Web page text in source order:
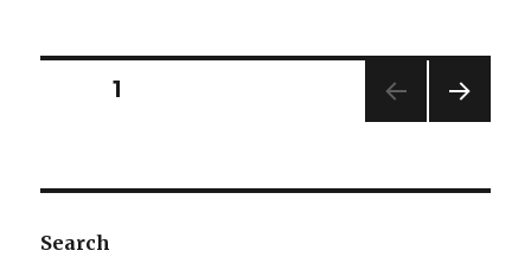
Posts
PAGE1
Search